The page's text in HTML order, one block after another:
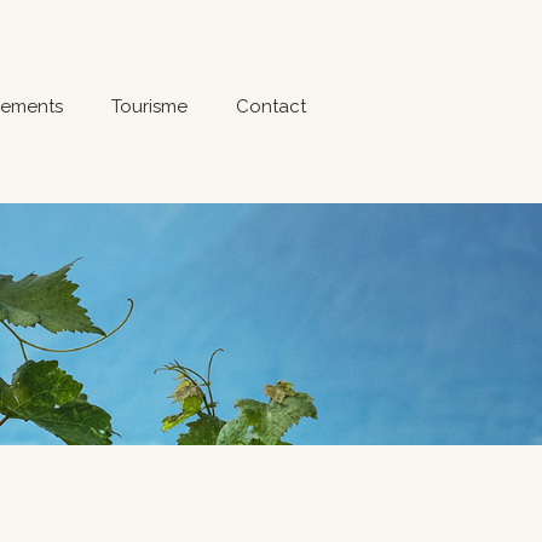
Tourisme Contact